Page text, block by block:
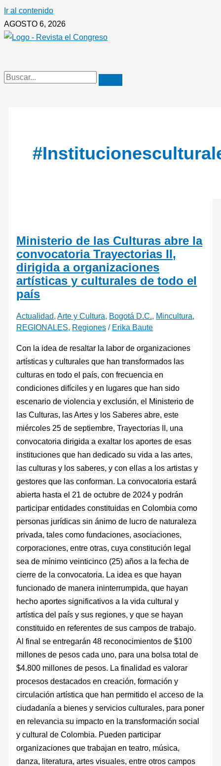
Ir al contenido
AGOSTO 6, 2026
Ministerio de las Culturas abre la
convocatoria Trayectorias II,
dirigida a organizaciones
artísticas y culturales de todo el
país
Actualidad,Arte y Cultura, Bogotá D.C., Mincultura,
REGIONALES, Regiones / Erika Baute
Con la idea de resaltar la labor de organizaciones
artísticas y culturales que han transformados las
culturas en todo el país, con frecuencia en
condiciones difíciles y en lugares que han sido
escenario de violencia y exclusión, el Ministerio de
las Culturas, las Artes y los Saberes abre, este
miércoles 25 de septiembre, Trayectorias II, una
convocatoria dirigida a exaltar los aportes de esas
instituciones que han dedicado su vida a las artes,
las culturas y los saberes, y con ellas a los artistas y
gestores que las conforman. La convocatoria estará
abierta hasta el 21 de octubre de 2024 y podrán
participar entidades constituidas en Colombia como
personas jurídicas sin ánimo de lucro de naturaleza
privada, tales como fundaciones, asociaciones,
corporaciones, entre otras, cuya constitución legal
sea de mínimo veinticinco (25) años a la fecha de
cierre de la convocatoria. La idea es que hayan
funcionado de manera ininterrumpida, que hayan
hecho aportes significativos a la vida cultural y
artística del país y sus regiones, y que se hayan
constituido en referentes de sus campos de trabajo.
Al final se entregarán 48 reconocimientos de $100
millones de pesos cada uno, para una bolsa total de
$4.800 millones de pesos. La finalidad es valorar
procesos destacados en creación, formación y
circulación artística que han permitido el acceso de la
ciudadanía a bienes y servicios culturales, para poner
en relevancia su impacto en la transformación social
y cultural de Colombia. Pueden participar
organizaciones que trabajan en teatro, música,
danza, literatura, artes visuales, entre otros campos